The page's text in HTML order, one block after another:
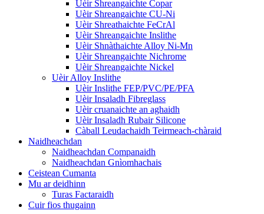
Uèir Shreangaichte Copar
Uèir Shreangaichte CU-Ni
Uèir Shreathaichte FeCrAl
Uèir Shreangaichte Inslithe
Uèir Shnàthaichte Alloy Ni-Mn
Uèir Shreangaichte Nichrome
Uèir Shreangaichte Nickel
Uèir Alloy Inslithe
Uèir Inslithe FEP/PVC/PE/PFA
Uèir Insaladh Fibreglass
Uèir cruanaichte an aghaidh
Uèir Insaladh Rubair Silicone
Càball Leudachaidh Teirmeach-chàraid
Naidheachdan
Naidheachdan Companaidh
Naidheachdan Gnìomhachais
Ceistean Cumanta
Mu ar deidhinn
Turas Factaraidh
Cuir fios thugainn